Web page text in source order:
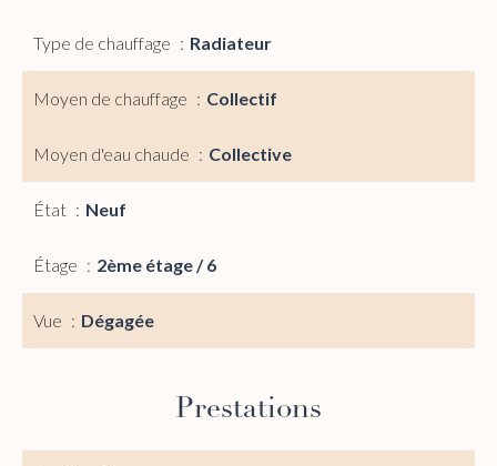
Type de chauffage Radiateur
Moyen de chauffage Collectif
Moyen d'eau chaude Collective
État Neuf
Étage 2ème étage / 6
Vue Dégagée
Prestations